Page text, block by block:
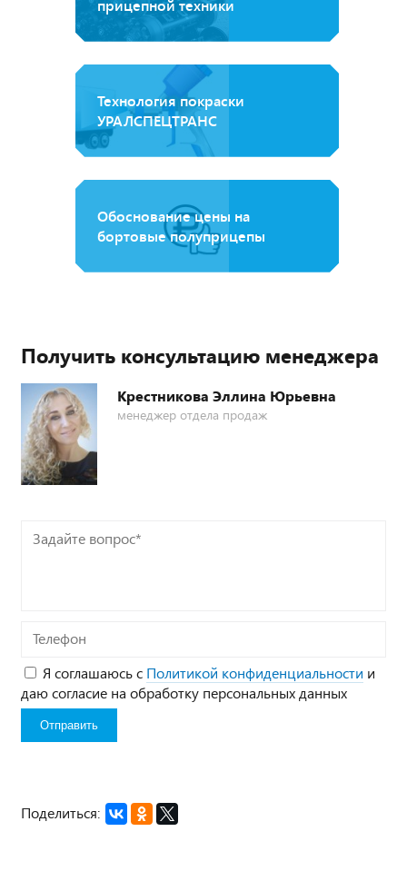
прицепной техники
Технология покраски
УРАЛСПЕЦТРАНС
Обоснование цены на
бортовые полуприцепы
Получить консультацию менеджера
Крестникова Эллина Юрьевна
менеджер отдела продаж
Задайте
вопрос*
Телефон
Я соглашаюсь с Политикой конфиденциальности и
даю согласие на обработку персональных данных
Поделиться: